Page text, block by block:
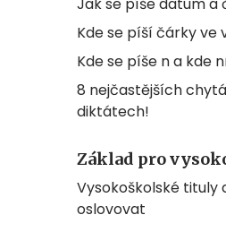
Jak se píše datum a
Kde se píší čárky ve
Kde se píše n a kde
8 nejčastějších
diktátech!
Základ pro
Vysokoškolské tituly
oslovovat